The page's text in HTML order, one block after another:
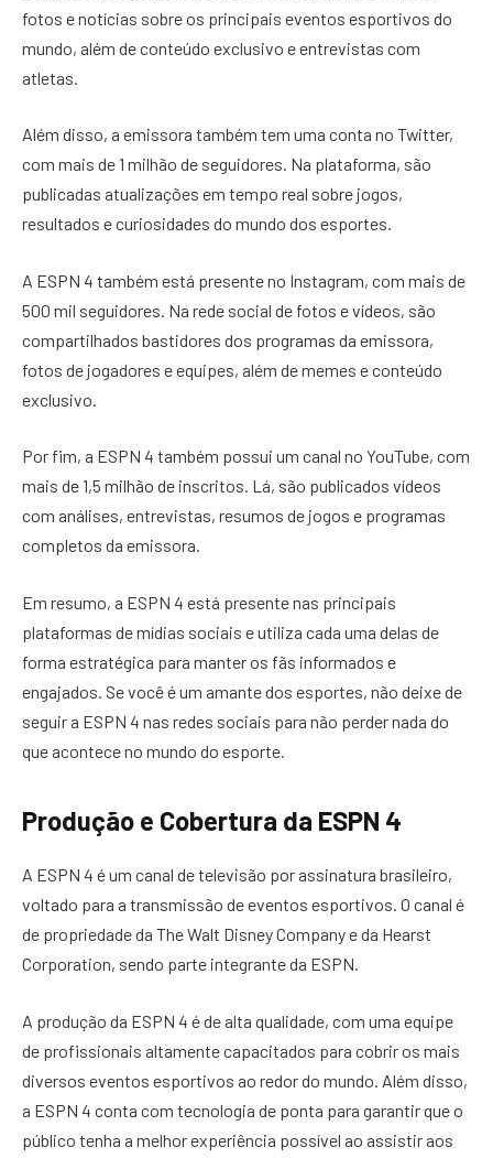
fotos e notícias sobre os principais eventos esportivos do
mundo, além de conteúdo exclusivo e entrevistas com
atletas.
Além disso, a emissora também tem uma conta no Twitter,
com mais de 1 milhão de seguidores. Na plataforma, são
publicadas atualizações em tempo real sobre jogos,
resultados e curiosidades do mundo dos esportes.
A ESPN 4 também está presente no Instagram, com mais de
500 mil seguidores. Na rede social de fotos e vídeos, são
compartilhados bastidores dos programas da emissora,
fotos de jogadores e equipes, além de memes e conteúdo
exclusivo.
Por fim, a ESPN 4 também possui um canal no YouTube, com
mais de 1,5 milhão de inscritos. Lá, são publicados vídeos
com análises, entrevistas, resumos de jogos e programas
completos da emissora.
Em resumo, a ESPN 4 está presente nas principais
plataformas de mídias sociais e utiliza cada uma delas de
forma estratégica para manter os fãs informados e
engajados. Se você é um amante dos esportes, não deixe de
seguir a ESPN 4 nas redes sociais para não perder nada do
que acontece no mundo do esporte.
Produção e Cobertura da ESPN 4
A ESPN 4 é um canal de televisão por assinatura brasileiro,
voltado para a transmissão de eventos esportivos. O canal é
de propriedade da The Walt Disney Company e da Hearst
Corporation, sendo parte integrante da ESPN.
A produção da ESPN 4 é de alta qualidade, com uma equipe
de profissionais altamente capacitados para cobrir os mais
diversos eventos esportivos ao redor do mundo. Além disso,
a ESPN 4 conta com tecnologia de ponta para garantir que o
público tenha a melhor experiência possível ao assistir aos